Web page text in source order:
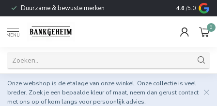
Duurzame & bewuste merken 4.6 /5.0
MENU
0
Onze webshop is de etalage van onze winkel. Onze collectie is veel
breder. Zoek je een bepaalde kleur of maat, neem dan gerust contact
met ons op of kom langs voor persoonlijk advies.